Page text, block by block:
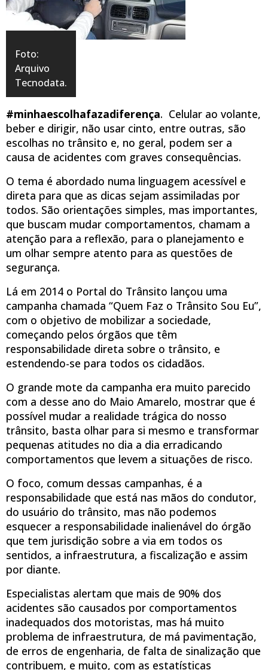
Foto:
Arquivo
Tecnodata.
#minhaescolhafazadiferença. Celular ao volante,
beber e dirigir, não usar cinto, entre outras, são
escolhas no trânsito e, no geral, podem ser a
causa de acidentes com graves consequências.
O tema é abordado numa linguagem acessível e
direta para que as dicas sejam assimiladas por
todos. São orientações simples, mas importantes,
que buscam mudar comportamentos, chamam a
atenção para a reflexão, para o planejamento e
um olhar sempre atento para as questões de
segurança.
Lá em 2014 o Portal do Trânsito lançou uma
campanha chamada “Quem Faz o Trânsito Sou Eu”,
com o objetivo de mobilizar a sociedade,
começando pelos órgãos que têm
responsabilidade direta sobre o trânsito, e
estendendo-se para todos os cidadãos.
O grande mote da campanha era muito parecido
com a desse ano do Maio Amarelo, mostrar que é
possível mudar a realidade trágica do nosso
trânsito, basta olhar para si mesmo e transformar
pequenas atitudes no dia a dia erradicando
comportamentos que levem a situações de risco.
O foco, comum dessas campanhas, é a
responsabilidade que está nas mãos do condutor,
do usuário do trânsito, mas não podemos
esquecer a responsabilidade inalienável do órgão
que tem jurisdição sobre a via em todos os
sentidos, a infraestrutura, a fiscalização e assim
por diante.
Especialistas alertam que mais de 90% dos
acidentes são causados por comportamentos
inadequados dos motoristas, mas há muito
problema de infraestrutura, de má pavimentação,
de erros de engenharia, de falta de sinalização que
contribuem, e muito, com as estatísticas